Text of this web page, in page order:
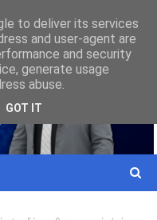
την Ελλήνων Συνέλευσις
to deliver its services
and user-agent are
and security
generate usage
abuse.
GOT IT